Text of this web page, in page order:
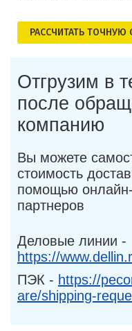
РАСCЧИТАТЬ ТОЧНУЮ
Отгрузим в
после
компанию
Вы можете
стоимость
помощью
партнеров
Деловые линии -
https://
ПЭК - https://
are/shipping-